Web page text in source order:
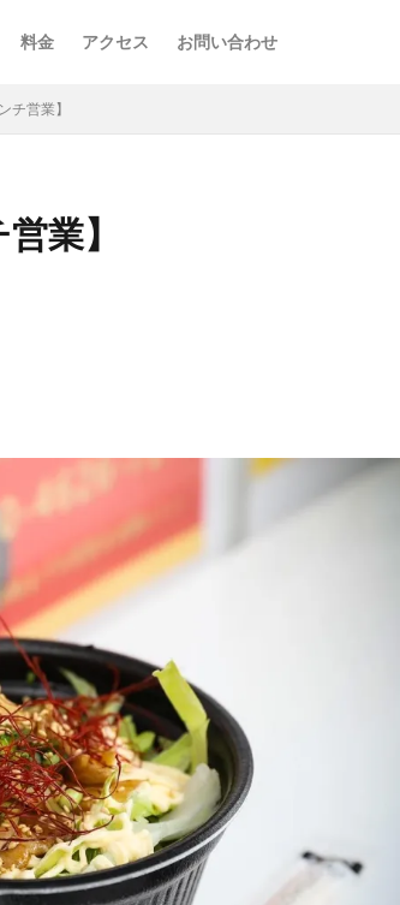
料金 アクセス お問い合わせ
チ営業】
業】